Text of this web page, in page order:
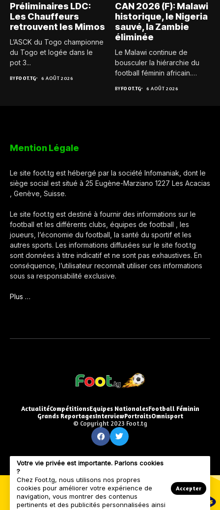
Préliminaires LDC:
Les Chauffeurs
retrouvent les Mimos
L’ASCK du Togo championne
du Togo et logée dans le
pot 3...
BYFOOT.TG 6 AOÛT 2026
CAN 2026 (F): Malawi
historique, le Nigeria
sauvé, la Zambie
éliminée
Le Malawi continue de
bousculer la hiérarchie du
football féminin africain.
BYFOOT.TG 6 AOÛT 2026
Mention Légale
Le site foot.tg est hébergé par la société Infomaniak, dont le
siège social est situé à 25 Eugène-Marziano 1227 Les Acacias
, Genève, Suisse.
Le site foot.tg est destiné à fournir des informations sur le
football et les différents clubs, équipes de football , les
joueurs, l’économie du football, la santé du sportif et les
autres sports. Les informations diffusées sur le site foot.tg
sont données à titre indicatif et ne sont pas exhaustives. En
conséquence, l’utilisateur reconnaît utiliser ces informations
sous sa responsabilité exclusive.
Plus …
ActualitéCompétitionsEquipes NationalesFootball Féminin
Grands ReportagesInterviewPortraitsOmnisport
© Copyright 2023 Foot.tg
Votre vie privée est importante. Parlons cookies
?
Chez Foot.tg, nous utilisons nos propres
cookies pour améliorer votre expérience de
navigation, vous montrer des contenus
pertinents et des publicités personnalisées ainsi
Accepter